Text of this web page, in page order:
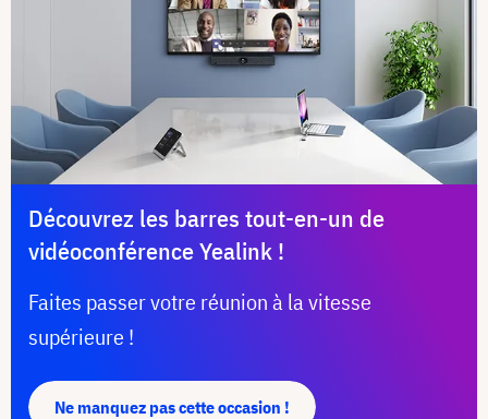
Découvrez les barres tout-en-un de
vidéoconférence Yealink !
Faites passer votre réunion à la vitesse
supérieure !
Ne manquez pas cette occasion !